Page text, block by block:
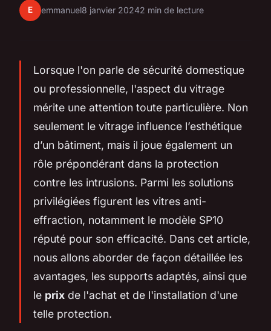
E emmanuel8 janvier 20242 min de lecture
Lorsque l'on parle de sécurité domestique
ou professionnelle, l'aspect du vitrage
mérite une attention toute particulière. Non
seulement le vitrage influence l’esthétique
d’un bâtiment, mais il joue également un
rôle prépondérant dans la protection
contre les intrusions. Parmi les solutions
privilégiées figurent les vitres anti-
effraction, notamment le modèle SP10
réputé pour son efficacité. Dans cet article,
nous allons aborder de façon détaillée les
avantages, les supports adaptés, ainsi que
le prix de l'achat et de l'installation d'une
telle protection.